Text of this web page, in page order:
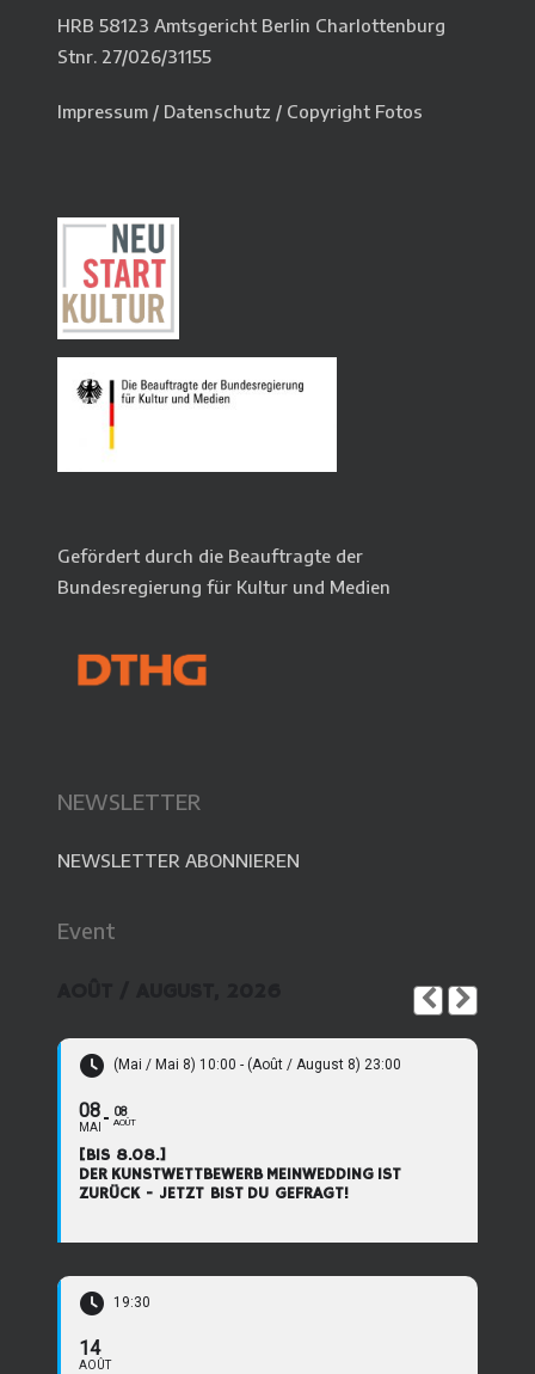
HRB 58123 Amtsgericht Berlin Charlottenburg
Stnr. 27/026/31155
Impressum / Datenschutz / Copyright Fotos
Gefördert durch die Beauftragte der
Bundesregierung für Kultur und Medien
NEWSLETTER
NEWSLETTER ABONNIEREN
Event
(Mai / Mai 8) 10:00 - (Août / August 8) 23:00
08
MAI
08
AOÛT
[BIS 8.08.]
DER KUNSTWETTBEWERB MEINWEDDING IST
ZURÜCK - JETZT BIST DU GEFRAGT!
19:30
14
AOÛT